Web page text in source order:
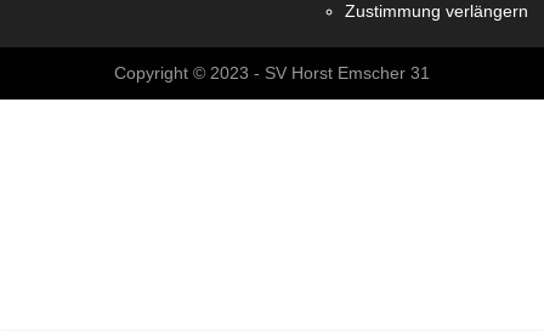
Zustimmung verlängern
Copyright © 2023 - SV Horst Emscher 31